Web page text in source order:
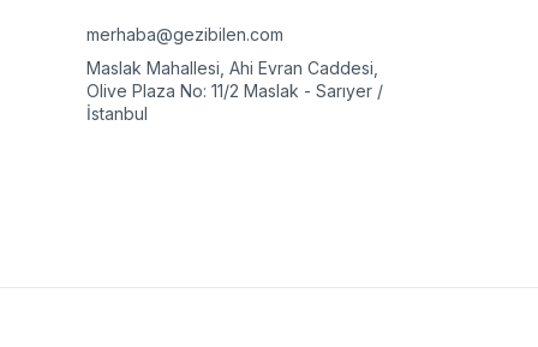
merhaba@gezibilen.com
Maslak Mahallesi, Ahi Evran Caddesi,
Olive Plaza No: 11/2 Maslak - Sarıyer /
İstanbul